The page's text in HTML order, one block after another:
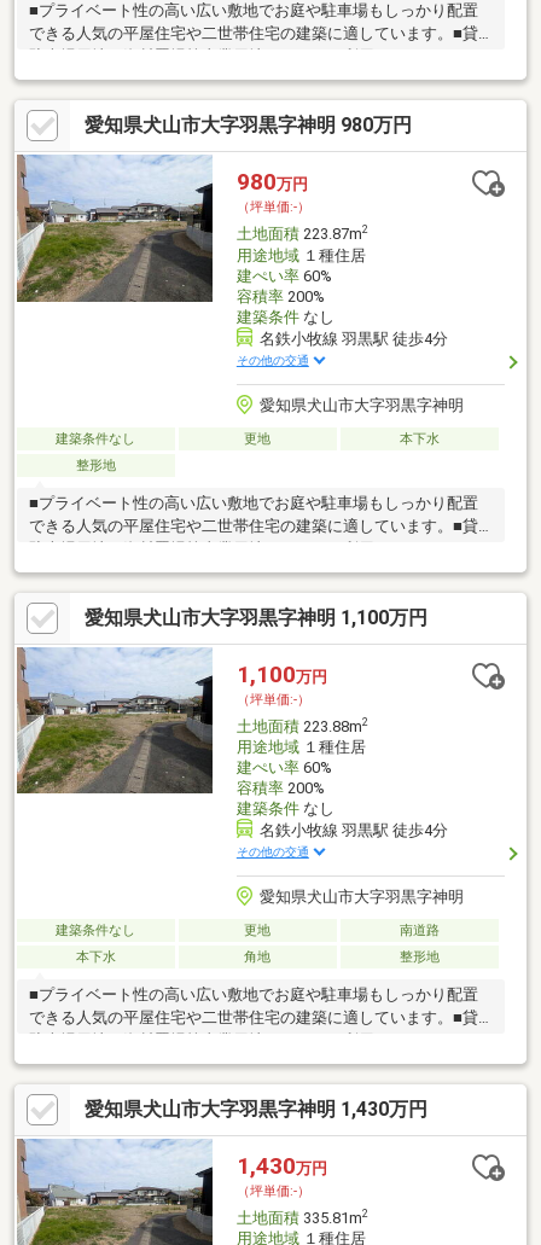
■プライベート性の高い広い敷地でお庭や駐車場もしっかり配置
できる人気の平屋住宅や二世帯住宅の建築に適しています。■貸
■敷地面積が広くお子様を遊ばせるスペース、人気の家庭菜園や
ドックランもお楽しみいただけます。■名鉄小牧線「羽黒」駅徒
歩4分の駅近稀少な立地です。建築条件はありませんので、お好み
のハウスメーカー、工務店等で建築していただけます。■建築時
にセットバックすることで、前面道路は通りやすくなります！■
分筆予定面積：223.88㎡（約67.72坪）！■分筆ライン及び分筆面
積のご相談可能です！
愛知県犬山市大字羽黒字神明 980万円
980万円
（坪単価:-）
土地面積223.87m2
用途地域１種住居
建ぺい率60%
容積率200%
建築条件なし
名鉄小牧線 羽黒駅 徒歩4分
その他の交通
愛知県犬山市大字羽黒字神明
建築条件なし 更地
本下水
整形地
■プライベート性の高い広い敷地でお庭や駐車場もしっかり配置
できる人気の平屋住宅や二世帯住宅の建築に適しています。■貸
駐車場用地、資材置場等事業用地としてもご利用いただけます。
■敷地面積が広くお子様を遊ばせるスペース、人気の家庭菜園や
ドックランもお楽しみいただけます。■名鉄小牧線「羽黒」駅徒
歩4分の駅近稀少な立地です。建築条件はありませんので、お好み
のハウスメーカー、工務店等で建築していただけます。■建築時
にセットバックすることで、前面道路は通りやすくなります！■
分筆予定面積：223.87㎡（約67.72坪）！■分筆ライン及び分筆面
積のご相談可能です！
愛知県犬山市大字羽黒字神明 1,100万円
1,100万円
（坪単価:-）
土地面積223.88m2
用途地域１種住居
建ぺい率60%
容積率200%
建築条件なし
名鉄小牧線 羽黒駅 徒歩4分
その他の交通
愛知県犬山市大字羽黒字神明
建築条件なし 更地
南道路
本下水
角地 整形地
■プライベート性の高い広い敷地でお庭や駐車場もしっかり配置
できる人気の平屋住宅や二世帯住宅の建築に適しています。■貸
■敷地面積が広くお子様を遊ばせるスペース、人気の家庭菜園や
ドックランもお楽しみいただけます。■名鉄小牧線「羽黒」駅徒
歩4分の駅近稀少な立地です。建築条件はありませんので、お好み
のハウスメーカー、工務店等で建築していただけます。■建築時
にセットバックすることで、前面道路は通りやすくなります！■
分筆予定面積：223.88㎡（約67.72坪）！■分筆ライン及び分筆面
積のご相談可能です！
愛知県犬山市大字羽黒字神明 1,430万円
1,430万円
（坪単価:-）
土地面積335.81m2
用途地域１種住居